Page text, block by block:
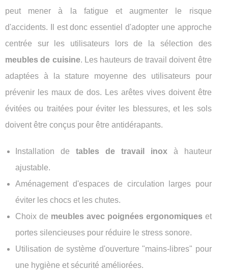
peut mener à la fatigue et augmenter le risque
d'accidents. Il est donc essentiel d'adopter une approche
centrée sur les utilisateurs lors de la sélection des
meubles de cuisine. Les hauteurs de travail doivent être
adaptées à la stature moyenne des utilisateurs pour
prévenir les maux de dos. Les arêtes vives doivent être
évitées ou traitées pour éviter les blessures, et les sols
doivent être conçus pour être antidérapants.
Installation de tables de travail inoxà hauteur
ajustable.
Aménagement d'espaces de circulation larges pour
éviter les chocs et les chutes.
Choix de meubles avec poignées ergonomiques et
portes silencieuses pour réduire le stress sonore.
Utilisation de système d'ouverture "mains-libres" pour
une hygiène et sécurité améliorées.